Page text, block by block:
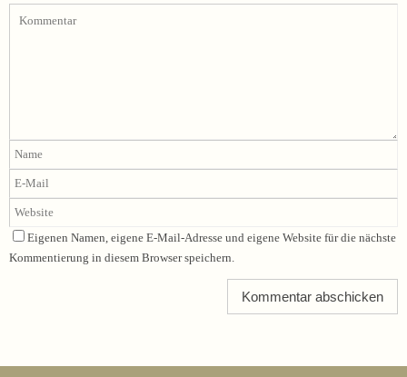
Eigenen Namen, eigene E-Mail-Adresse und eigene Website für die nächste
Kommentierung in diesem Browser speichern.